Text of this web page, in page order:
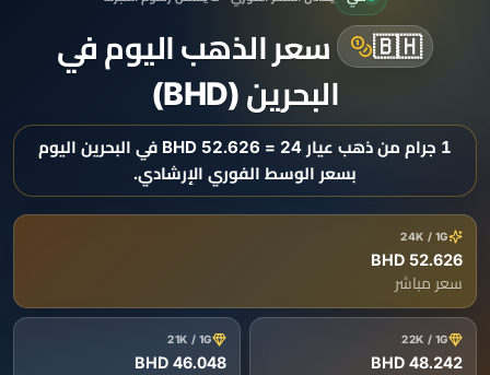
🇧🇭
سعر الذهب اليوم في
البحرين (BHD)
1 جرام من ذهب عيار 24 = 52.626 BHD في البحرين اليوم
بسعر الوسط الفوري الإرشادي.
24K / 1G
52.626 BHD
سعر مباشر
22K / 1G
48.242 BHD
21K / 1G
46.048 BHD